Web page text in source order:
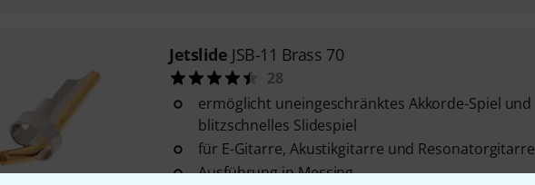
Jetslide JSB-11 Brass 70
28
ermöglicht uneingeschränktes Akkorde-Spiel und
blitzschnelles Slidespiel
für E-Gitarre, Akustikgitarre und Resonatorgitarre
Ausführung in Messing